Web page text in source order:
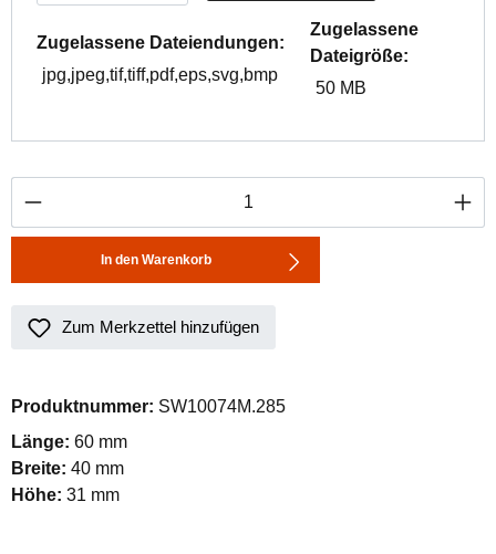
Zugelassene Dateiendungen:
jpg,jpeg,tif,tiff,pdf,eps,svg,bmp
Zugelassene
Dateigröße:
50 MB
Produkt Anzahl: Gib den gewünschten
In den Warenkorb
Zum Merkzettel hinzufügen
Produktnummer: SW10074M.285
Länge: 60 mm
Breite: 40 mm
Höhe: 31 mm